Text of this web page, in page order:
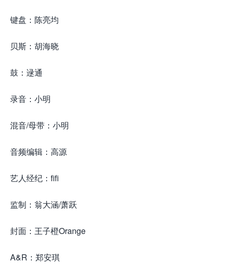
键盘：陈亮均
贝斯：胡海晓
鼓：逯通
录音：小明
混音/母带：小明
音频编辑：高源
艺人经纪：fifi
监制：翁大涵/萧跃
封面：王子橙Orange
A&R：郑安琪